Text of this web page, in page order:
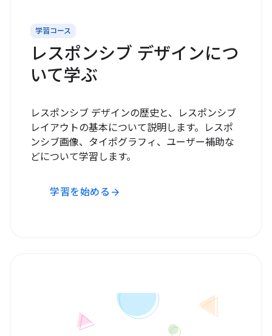
学習コース
レスポンシブ デザインにつ
いて学ぶ
レスポンシブ デザインの歴史と、レスポンシブ
レイアウトの基本について説明します。レスポ
ンシブ画像、タイポグラフィ、ユーザー補助な
どについて学習します。
学習を始める arrow_forward